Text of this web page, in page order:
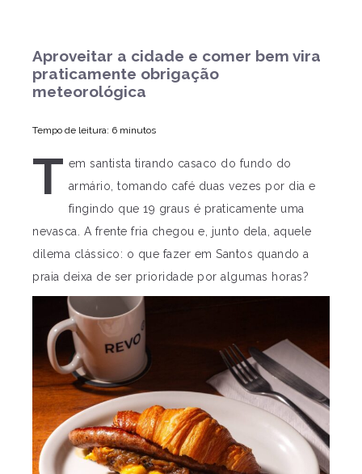
Aproveitar a cidade e comer bem vira
praticamente obrigação
meteorológica
Tempo de leitura: 6 minutos
T em santista tirando casaco do fundo do
armário, tomando café duas vezes por dia e
fingindo que 19 graus é praticamente uma
nevasca. A frente fria chegou e, junto dela, aquele
dilema clássico: o que fazer em Santos quando a
praia deixa de ser prioridade por algumas horas?